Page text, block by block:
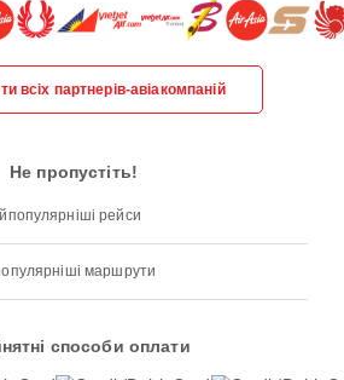
всіх партнерів-авіакомпаній
Не пропустіть!
рейси
маршрути
способи оплати